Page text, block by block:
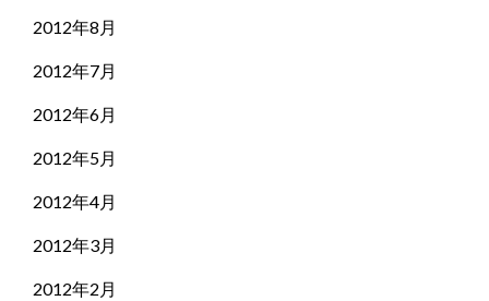
2012年8月
2012年7月
2012年6月
2012年5月
2012年4月
2012年3月
2012年2月